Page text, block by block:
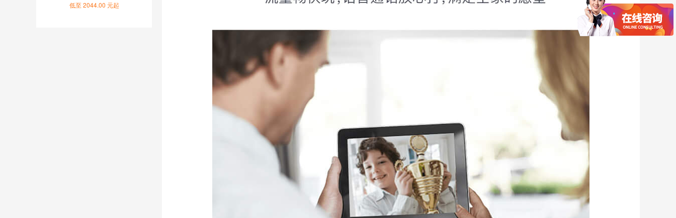
低至 2044.00 元起